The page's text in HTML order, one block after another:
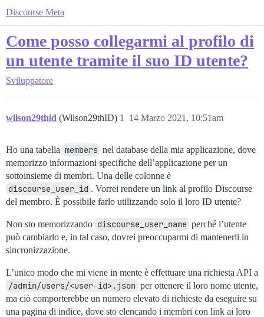
Discourse Meta
Come posso collegarmi al profilo di
un utente tramite il suo ID utente?
Sviluppatore
wilson29thid (Wilson29thID) 14 Marzo 2021, 10:51am
1
Ho una tabella members nel database della mia applicazione, dove
memorizzo informazioni specifiche dell’applicazione per un
sottoinsieme di membri. Una delle colonne è
discourse_user_id . Vorrei rendere un link al profilo Discourse
del membro. È possibile farlo utilizzando solo il loro ID utente?
Non sto memorizzando discourse_user_name perché l’utente
può cambiarlo e, in tal caso, dovrei preoccuparmi di mantenerli in
sincronizzazione.
L’unico modo che mi viene in mente è effettuare una richiesta API a
/admin/users/<user-id>.json per ottenere il loro nome utente,
ma ciò comporterebbe un numero elevato di richieste da eseguire su
una pagina di indice, dove sto elencando i membri con link ai loro